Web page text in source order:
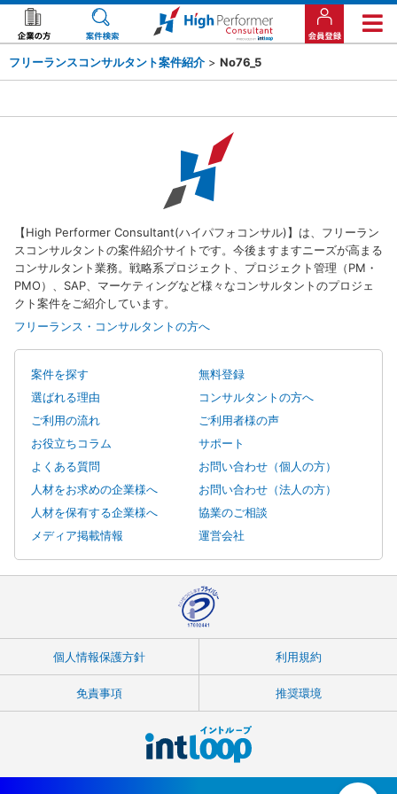
フリーランスコンサルタント案件紹介 > No76_5
【High Performer Consultant(ハイパフォコンサル)】は、フリーラン
スコンサルタントの案件紹介サイトです。今後ますますニーズが高まる
コンサルタント業務。戦略系プロジェクト、プロジェクト管理（PM・
PMO）、SAP、マーケティングなど様々なコンサルタントのプロジェ
クト案件をご紹介しています。
フリーランス・コンサルタントの方へ
案件を探す
無料登録
選ばれる理由
コンサルタントの方へ
ご利用の流れ
ご利用者様の声
お役立ちコラム
サポート
よくある質問
お問い合わせ（個人の方）
人材をお求めの企業様へ
お問い合わせ（法人の方）
人材を保有する企業様へ
協業のご相談
メディア掲載情報
運営会社
個人情報保護方針 利用規約
免責事項 推奨環境